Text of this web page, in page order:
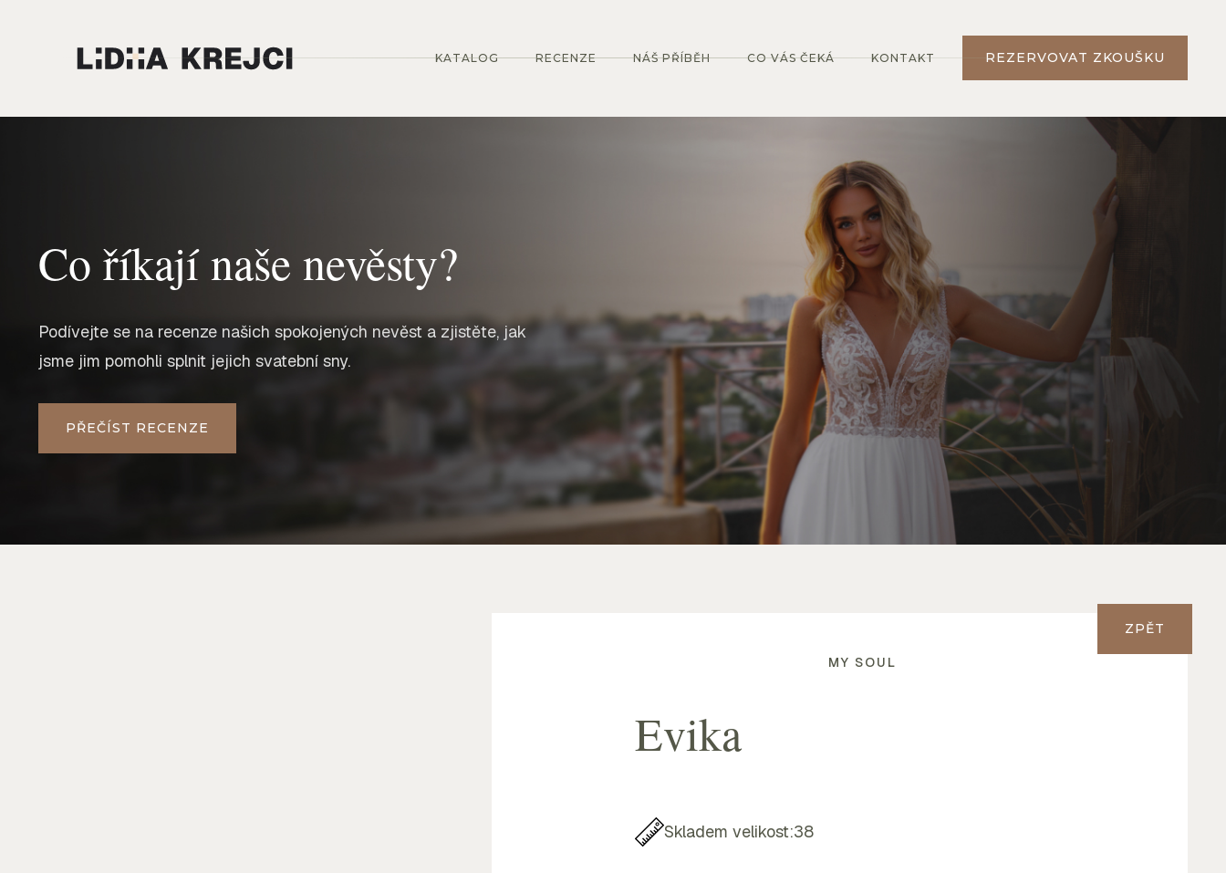
KATALOG RECENZE NÁŠ PŘÍBĚH CO VÁS ČEKÁ KONTAKT REZERVOVAT ZKOUŠKU
Co říkají naše nevěsty?
Podívejte se na recenze našich spokojených nevěst a zjistěte, jak
jsme jim pomohli splnit jejich svatební sny.
PŘEČÍST RECENZE
ZPĚT
MY SOUL
Evika
Skladem velikost:38